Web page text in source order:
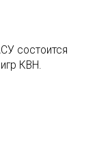
состоится
КВН.